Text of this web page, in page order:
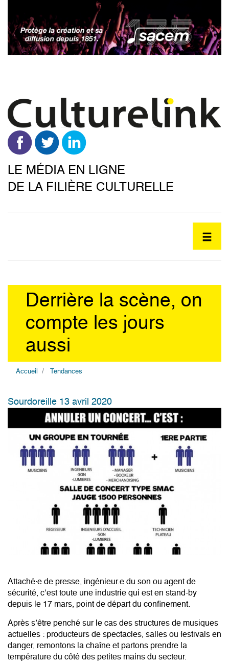
contenu
principal
LE MÉDIA EN LIGNE
DE LA FILIÈRE CULTURELLE
Derrière la scène, on
compte les jours
aussi
Accueil Tendances
Sourdoreille 13 avril 2020
Attaché·e de presse, ingénieur.e du son ou agent de
sécurité, c’est toute une industrie qui est en stand-by
Après s’être penché sur le cas des structures de musiques
actuelles : producteurs de spectacles, salles ou festivals en
danger, remontons la chaîne et partons prendre la